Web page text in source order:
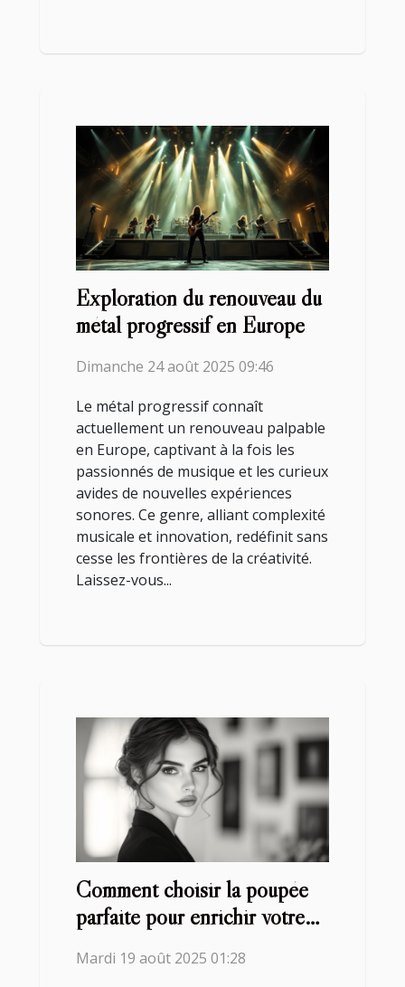
Exploration du renouveau du
métal progressif en Europe
Dimanche 24 août 2025 09:46
Le métal progressif connaît
actuellement un renouveau palpable
en Europe, captivant à la fois les
passionnés de musique et les curieux
avides de nouvelles expériences
sonores. Ce genre, alliant complexité
musicale et innovation, redéfinit sans
cesse les frontières de la créativité.
Laissez-vous...
Comment choisir la poupée
parfaite pour enrichir votre
Mardi 19 août 2025 01:28